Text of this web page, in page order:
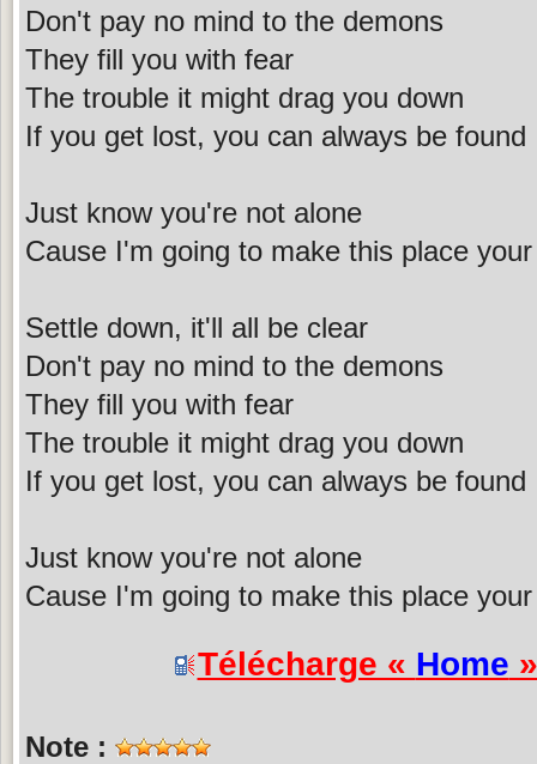
Don't pay no mind to the demons
They fill you with fear
The trouble it might drag you down
If you get lost, you can always be found
Just know you're not alone
Cause I'm going to make this place
Settle down, it'll all be clear
Don't pay no mind to the demons
They fill you with fear
The trouble it might drag you down
If you get lost, you can always be found
Just know you're not alone
Cause I'm going to make this place
Télécharge « Home
Note :